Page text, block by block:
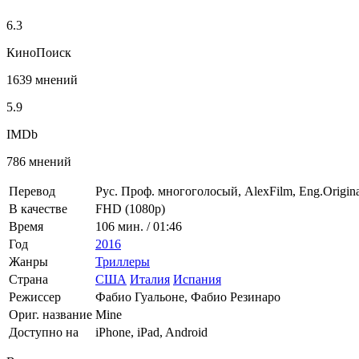
6.3
КиноПоиск
1639 мнений
5.9
IMDb
786 мнений
Перевод
Рус. Проф. многоголосый, AlexFilm,
В качестве
FHD (1080p)
Время
106 мин. / 01:46
Год
2016
Жанры
Триллеры
Страна
США Италия Испания
Режиссер
Фабио Гуальоне, Фабио Резинаро
Ориг. название Mine
Доступно на
iPhone, iPad, Android